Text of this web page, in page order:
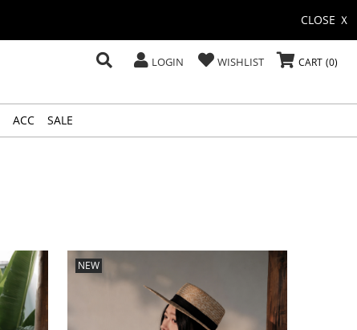
CLOSE Ｘ
CART 0
WISHLIST
LOGIN
ACC SALE
NEW